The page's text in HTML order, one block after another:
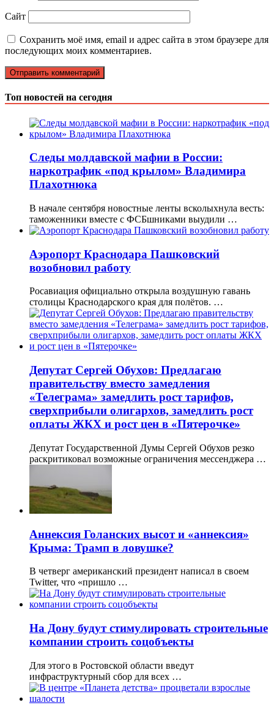
Сайт
Сохранить моё имя, email и адрес сайта в этом браузере для
последующих моих комментариев.
Топ новостей на сегодня
Следы молдавской мафии в России:
наркотрафик «под крылом» Владимира
Плахотнюка
В начале сентября новостные ленты всколыхнула весть:
таможенники вместе с ФСБшниками выудили …
Аэропорт Краснодара Пашковский
возобновил работу
Росавиация официально открыла воздушную гавань
столицы Краснодарского края для полётов. …
Депутат Сергей Обухов: Предлагаю
правительству вместо замедления
«Телеграма» замедлить рост тарифов,
сверхприбыли олигархов, замедлить рост
оплаты ЖКХ и рост цен в «Пятерочке»
Депутат Государственной Думы Сергей Обухов резко
раскритиковал возможные ограничения мессенджера …
Аннексия Голанских высот и «аннексия»
Крыма: Трамп в ловушке?
В четверг американский президент написал в своем
Twitter, что «пришло …
На Дону будут стимулировать строительные
компании строить соцобъекты
Для этого в Ростовской области введут
инфраструктурный сбор для всех …